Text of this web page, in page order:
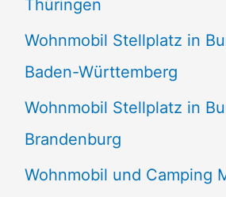
Thüringen
Wohnmobil Stellplatz in
Baden-Württemberg
Wohnmobil Stellplatz in
Brandenburg
Wohnmobil und Camping